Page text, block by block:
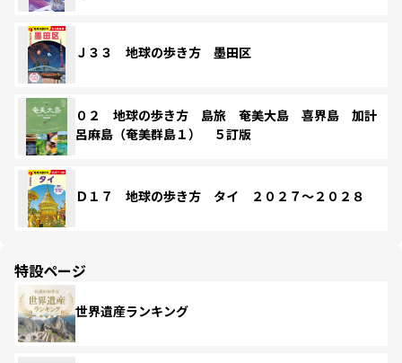
Ｊ３３ 地球の歩き方 墨田区
０２ 地球の歩き方 島旅 奄美大島 喜界島 加計
呂麻島（奄美群島１） ５訂版
Ｄ１７ 地球の歩き方 タイ ２０２７～２０２８
特設ページ
世界遺産ランキング